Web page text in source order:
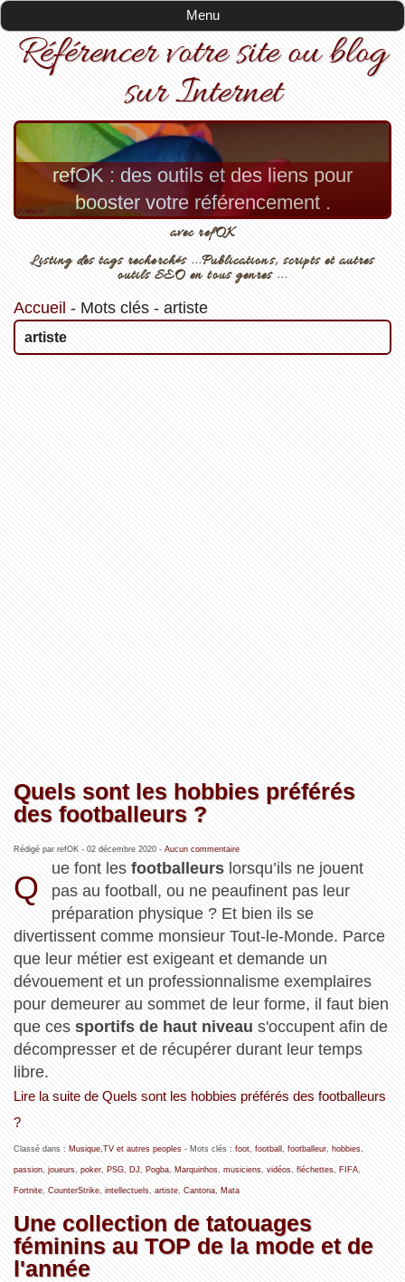
Menu
Référencer votre site ou blog
sur Internet
refOK : des outils et des liens pour
booster votre référencement .
avec refOK
Listing des tags recherchés ...Publications, scripts et autres
outils SEO en tous genres ...
Accueil - Mots clés- artiste
artiste
Quels sont les hobbies préférés
des footballeurs ?
Rédigé par refOK - 02 décembre 2020- Aucun commentaire
Q
ue font lesfootballeurs lorsqu’ils ne jouent
pas au football, ou ne peaufinent pas leur
préparation physique ? Et bien ils se
divertissent comme monsieur Tout-le-Monde. Parce
que leur métier est exigeant et demande un
dévouement et un professionnalisme exemplaires
pour demeurer au sommet de leur forme, il faut bien
que ces sportifs de haut niveau s'occupent afin de
décompresser et de récupérer durant leur temps
libre.
Lire la suite de Quels sont les hobbies préférés des footballeurs
?
Classé dans : Musique,TV et autres peoples- Mots clés : foot, football footballeur, hobbies,
passion, joueurs, poker, PSG, DJ Pogba, Marquinhos, musiciens, vidéos, fléchettes, FIFA,
Fortnite, CounterStrike, intellectuels, artiste, Cantona, Mata
Une collection de tatouages
féminins au TOP de la mode et de
l'année